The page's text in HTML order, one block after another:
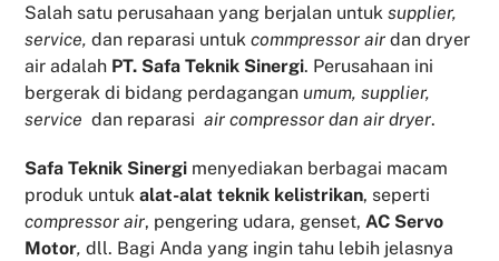
Salah satu perusahaan yang berjalan untuksupplier,
service, dan reparasi untukcommpressor air dan dryer
air adalah PT. Safa Teknik Sinergi. Perusahaan ini
bergerak di bidang perdaganganumum, supplier,
service dan reparasiair compressor dan air dryer.
Safa Teknik Sinergi menyediakan berbagai macam
produk untukalat-alat teknik kelistrikan, seperti
compressor air, pengering udara, genset,AC Servo
Motor, dll. Bagi Anda yang ingin tahu lebih jelasnya